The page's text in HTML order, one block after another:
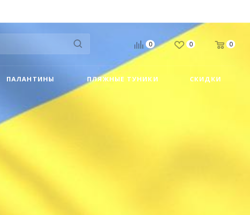
0 0 0
ПАЛАНТИНЫ ПЛЯЖНЫЕ ТУНИКИ СКИДКИ